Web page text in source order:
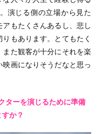
演じる側の立場から見た
もたくさんあるし、悲し
もあります。とてもたく
た観客が十分にそれを楽
画になりそうだなと思っ
ターを演じるために準備
か？